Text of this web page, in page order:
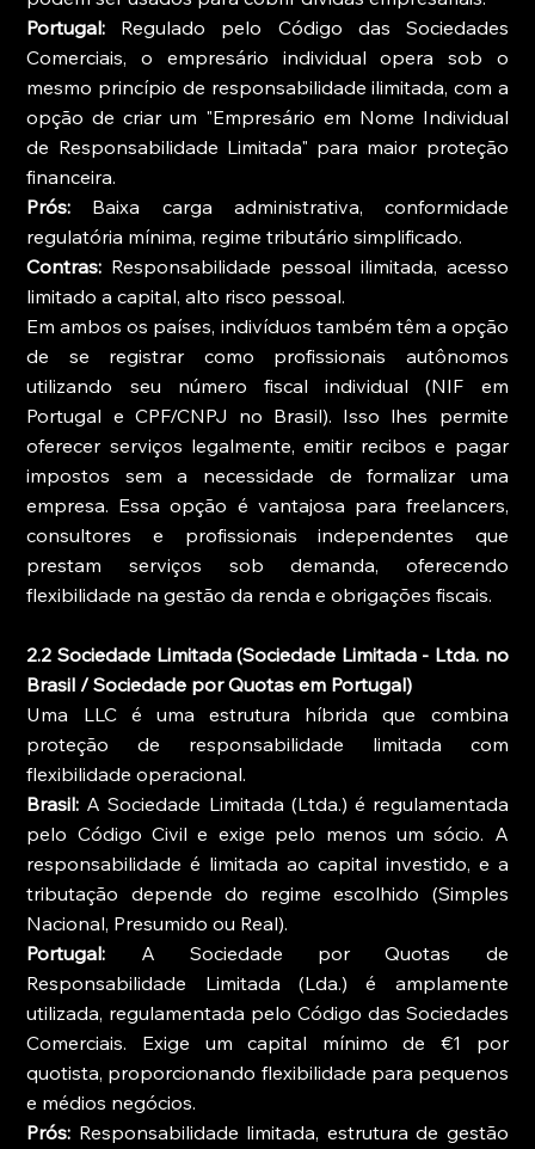
Portugal: Regulado pelo Código das Sociedades
Comerciais, o empresário individual opera sob o
mesmo princípio de responsabilidade ilimitada, com a
opção de criar um "Empresário em Nome Individual
de Responsabilidade Limitada" para maior proteção
financeira.
Prós: Baixa carga administrativa, conformidade
regulatória mínima, regime tributário simplificado.
Contras: Responsabilidade pessoal ilimitada, acesso
limitado a capital, alto risco pessoal.
Em ambos os países, indivíduos também têm a opção
de se registrar como profissionais autônomos
utilizando seu número fiscal individual (NIF em
Portugal e CPF/CNPJ no Brasil). Isso lhes permite
oferecer serviços legalmente, emitir recibos e pagar
impostos sem a necessidade de formalizar uma
empresa. Essa opção é vantajosa para freelancers,
consultores e profissionais independentes que
prestam serviços sob demanda, oferecendo
flexibilidade na gestão da renda e obrigações fiscais.
2.2 Sociedade Limitada (Sociedade Limitada - Ltda. no
Brasil / Sociedade por Quotas em Portugal)
Uma LLC é uma estrutura híbrida que combina
proteção de responsabilidade limitada com
flexibilidade operacional.
Brasil: A Sociedade Limitada (Ltda.) é regulamentada
pelo Código Civil e exige pelo menos um sócio. A
responsabilidade é limitada ao capital investido, e a
tributação depende do regime escolhido (Simples
Nacional, Presumido ou Real).
Portugal: A Sociedade por Quotas de
Responsabilidade Limitada (Lda.) é amplamente
utilizada, regulamentada pelo Código das Sociedades
Comerciais. Exige um capital mínimo de €1 por
quotista, proporcionando flexibilidade para pequenos
e médios negócios.
Prós: Responsabilidade limitada, estrutura de gestão